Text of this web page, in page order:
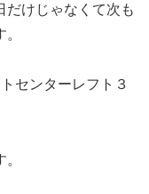
だけじゃなくて次も
センターレフト３